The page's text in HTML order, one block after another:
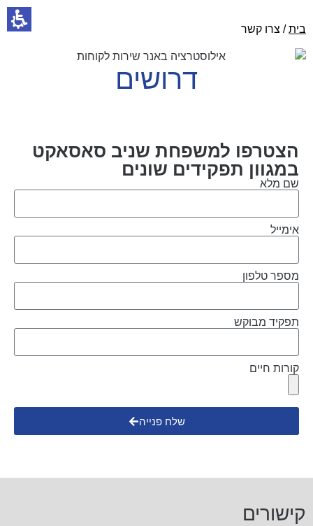
בית/ צרו קשר
דרושים
הצטרפו למשפחת שניב סאסאקט
במגוון תפקידים שונים
שם מלא
אימייל
מספר טלפון
תפקיד מבוקש
קורות חיים
שלח פנייה
קישורים